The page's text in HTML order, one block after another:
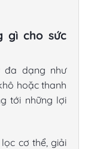
gì cho sức
đa dạng như
hoặc thanh
tới những lợi
cơ thể, giải